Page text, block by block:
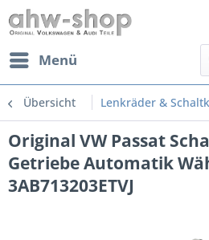
Menü
Übersicht Lenkräder &
Original VW Passat
Getriebe Automatik
3AB713203ETVJ